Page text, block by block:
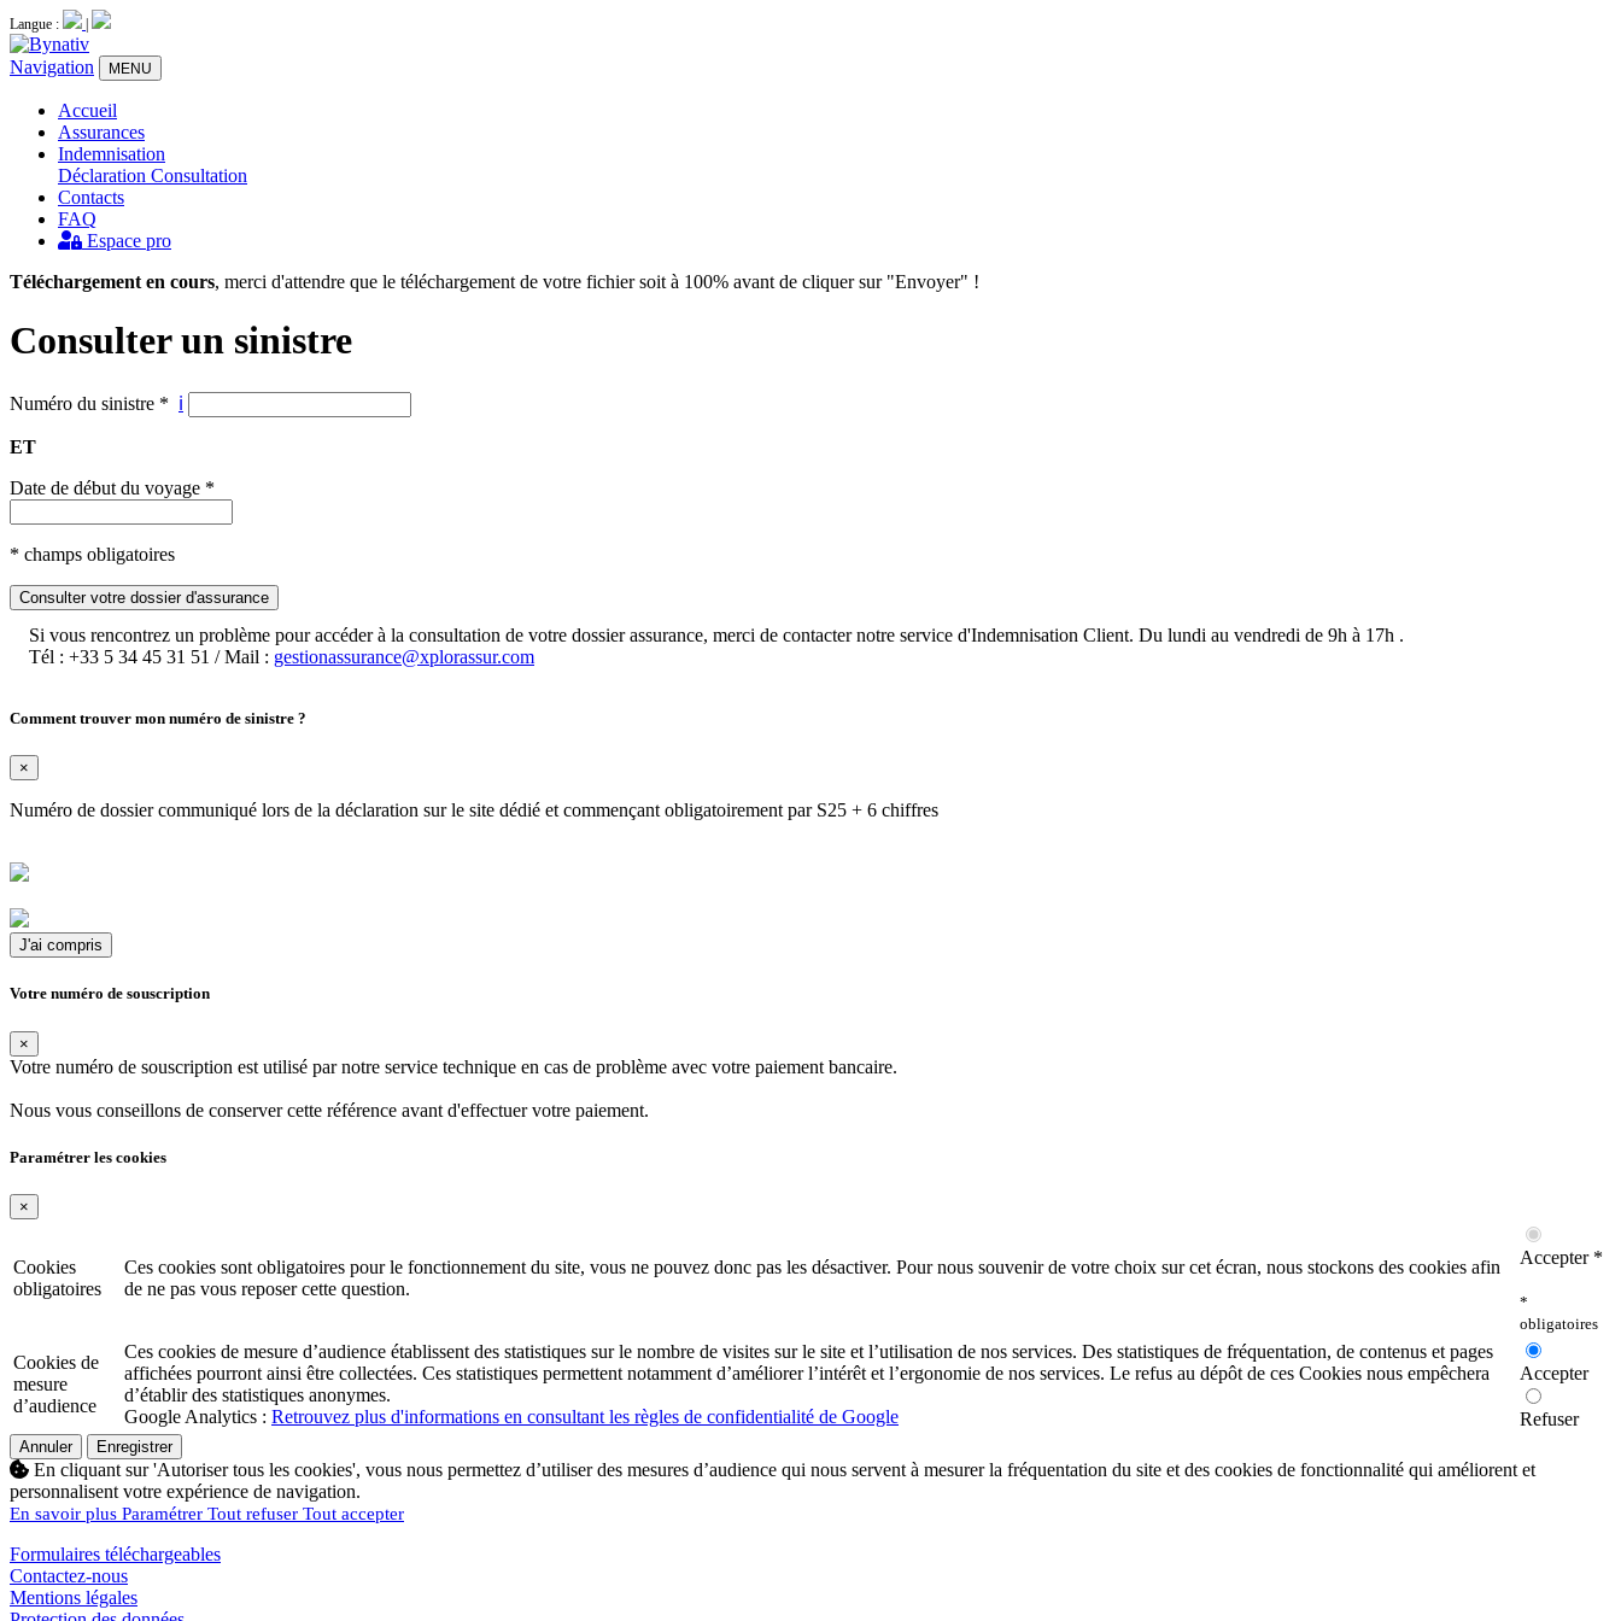
Langue :
Navigation MENU
Accueil
Assurances
Indemnisation
Déclaration Consultation
Contacts
FAQ
Espace pro
Téléchargement en cours, merci d'attendre que le téléchargement de votre fichier soit à 100% avant de cliquer sur "Envoyer" !
Consulter un sinistre
Numéro du sinistre * ℹ
ET
Date de début du voyage *
* champs obligatoires
Consulter votre dossier d'assurance
Si vous rencontrez un problème pour accéder à la consultation de votre dossier assurance, merci de contacter notre service d'Indemnisation Client. Du lundi au vendredi de 9h à 17h .
Tél : +33 5 34 45 31 51 / Mail : gestionassurance@xplorassur.com
Comment trouver mon numéro de sinistre ?
×
Numéro de dossier communiqué lors de la déclaration sur le site dédié et commençant obligatoirement par S25 + 6 chiffres
J'ai compris
Votre numéro de souscription
×
Votre numéro de souscription est utilisé par notre service technique en cas de problème avec votre paiement bancaire.
Nous vous conseillons de conserver cette référence avant d'effectuer votre paiement.
Paramétrer les cookies
×
Cookies
obligatoires
Ces cookies sont obligatoires pour le fonctionnement du site, vous ne pouvez donc pas les désactiver. Pour nous souvenir de votre choix sur cet écran, nous stockons des cookies afin
de ne pas vous reposer cette question.
Accepter *
*
obligatoires
Cookies de
mesure
d’audience
Ces cookies de mesure d’audience établissent des statistiques sur le nombre de visites sur le site et l’utilisation de nos services. Des statistiques de fréquentation, de contenus et pages
affichées pourront ainsi être collectées. Ces statistiques permettent notamment d’améliorer l’intérêt et l’ergonomie de nos services. Le refus au dépôt de ces Cookies nous empêchera
d’établir des statistiques anonymes.
Google Analytics : Retrouvez plus d'informations en consultant les règles de confidentialité de Google
Accepter
Refuser
Annuler Enregistrer
En cliquant sur 'Autoriser tous les cookies', vous nous permettez d’utiliser des mesures d’audience qui nous servent à mesurer la fréquentation du site et des cookies de fonctionnalité qui améliorent et
personnalisent votre expérience de navigation.
En savoir plus Paramétrer Tout refuser Tout accepter
Formulaires téléchargeables
Contactez-nous
Mentions légales